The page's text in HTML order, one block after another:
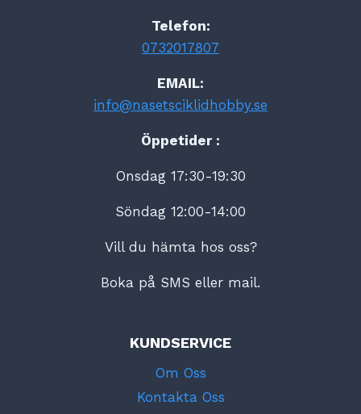
Telefon:
0732017807
EMAIL:
info@nasetsciklidhobby.se
Öppetider :
Onsdag 17:30-19:30
Söndag 12:00-14:00
Vill du hämta hos oss?
Boka på SMS eller mail.
KUNDSERVICE
Om Oss
Kontakta Oss